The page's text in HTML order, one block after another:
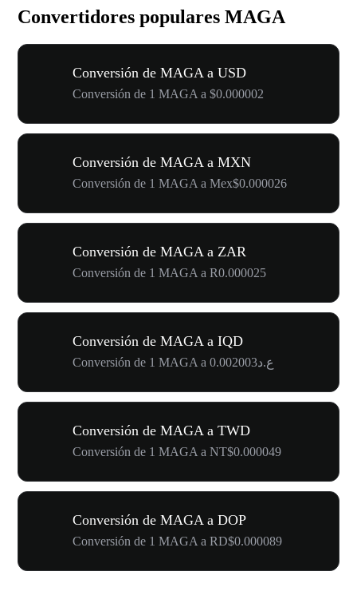
Convertidores populares MAGA
Conversión de MAGA a USD
Conversión de 1 MAGA a $0.000002
Conversión de MAGA a MXN
Conversión de 1 MAGA a Mex$0.000026
Conversión de MAGA a ZAR
Conversión de 1 MAGA a R0.000025
Conversión de MAGA a IQD
Conversión de 1 MAGA a ع.د0.002003
Conversión de MAGA a TWD
Conversión de 1 MAGA a NT$0.000049
Conversión de MAGA a DOP
Conversión de 1 MAGA a RD$0.000089